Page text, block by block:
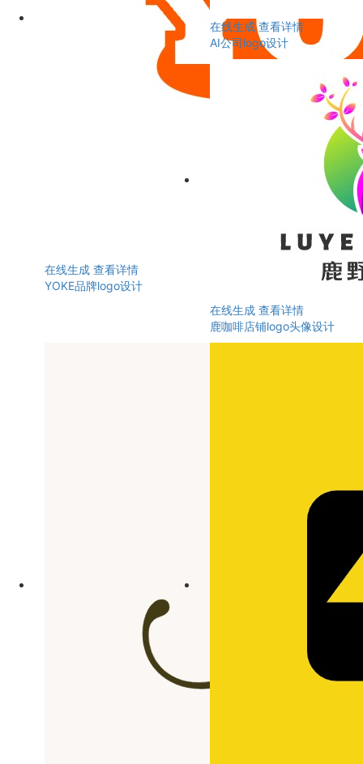
在线生成 查看详情
YOKE品牌logo设计
在线生成 查看详情
AI公司logo设计
在线生成 查看详情
鹿咖啡店铺logo头像设计